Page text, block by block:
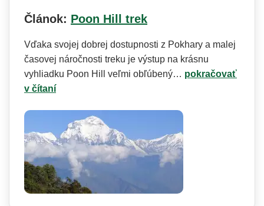
Článok: Poon Hill trek
Vďaka svojej dobrej dostupnosti z Pokhary a malej
časovej náročnosti treku je výstup na krásnu
vyhliadku Poon Hill veľmi obľúbený… pokračovať
v čítaní